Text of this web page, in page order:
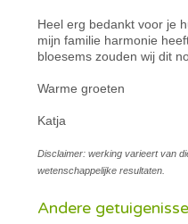
Heel erg bedankt voor je
mijn familie harmonie
bloesems zouden wij dit
Warme groeten
Katja
Disclaimer: werking varieert van
wetenschappelijke resultaten.
Andere